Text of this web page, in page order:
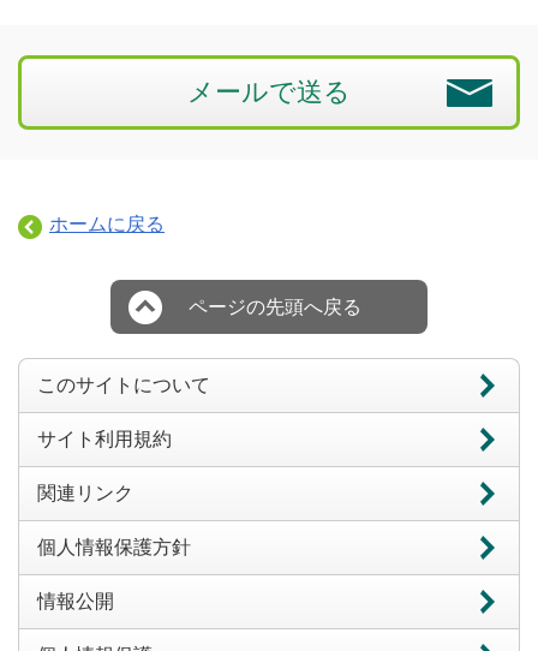
メールで送る
ホームに戻る
ページの先頭へ戻る
このサイトについて
サイト利用規約
関連リンク
個人情報保護方針
情報公開